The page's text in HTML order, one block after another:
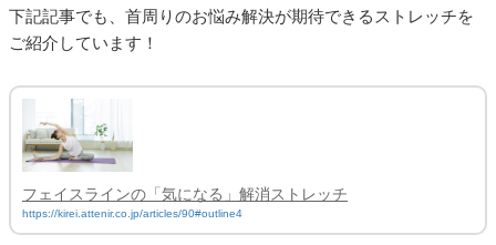
下記記事でも、首周りのお悩み解決が期待できるストレッチを
ご紹介しています！
フェイスラインの「気になる」解消ストレッチ
https://kirei.attenir.co.jp/articles/90#outline4